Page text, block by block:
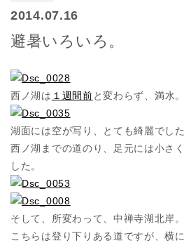
2014.07.16
避暑いろいろ。
西ノ湖は １週間前と変わらず、満水
湖面には空が写り、とても綺麗でした
西ノ湖までの道のり、足元には小さ
した。
そして、所変わって、中禅寺湖北岸。
こちらは登り下りある道ですが、横